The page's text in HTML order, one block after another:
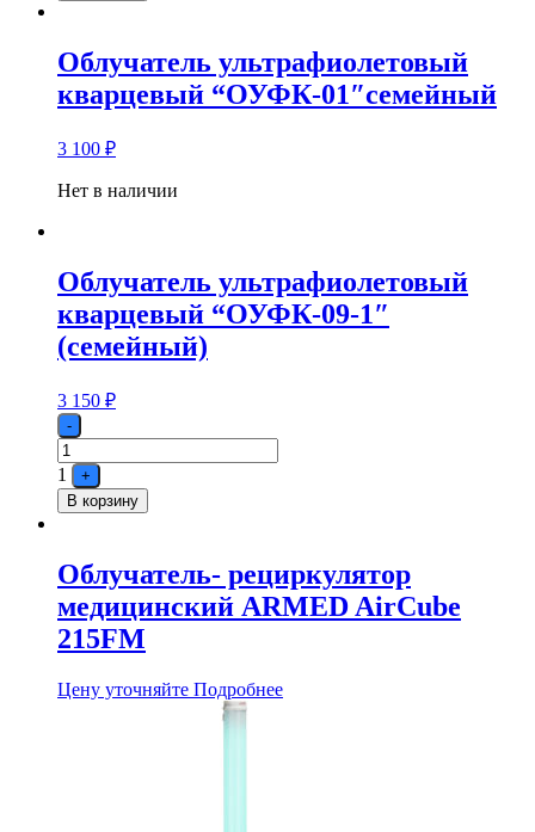
Облучатель ультрафиолетовый
кварцевый “ОУФК-01″семейный
3 100 ₽
Нет в наличии
Облучатель ультрафиолетовый
кварцевый “ОУФК-09-1″
(семейный)
3 150 ₽
Quantity
-
1
+
В корзину
Облучатель- рециркулятор
медицинский ARMED AirCube
215FM
Цену уточняйте Подробнее